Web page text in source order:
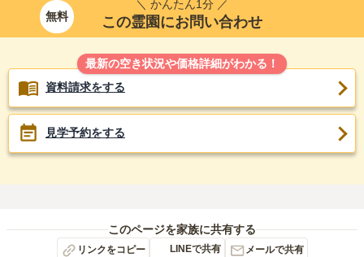
無料
＼ かんたん1分 ／
この霊園にお問い合わせ
最新の空き状況や価格詳細がわかる！
資料請求をする
見学予約をする
このページを家族に共有する
リンクをコピー LINEで共有 メールで共有